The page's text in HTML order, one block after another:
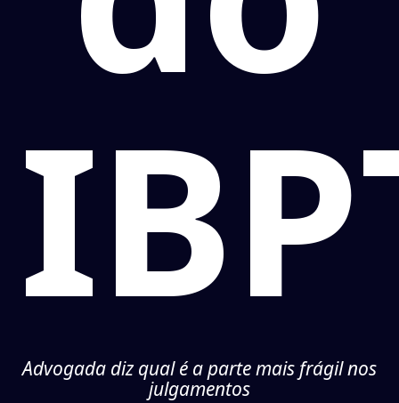
Advogada diz qual é a parte mais frágil nos
julgamentos